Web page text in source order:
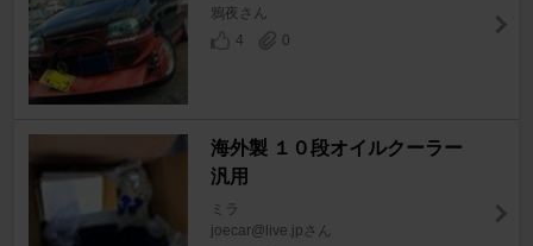
鴉夜さん
4
0
海外製 １０段オイルクーラー
汎用
ミラ
joecar@live.jpさん